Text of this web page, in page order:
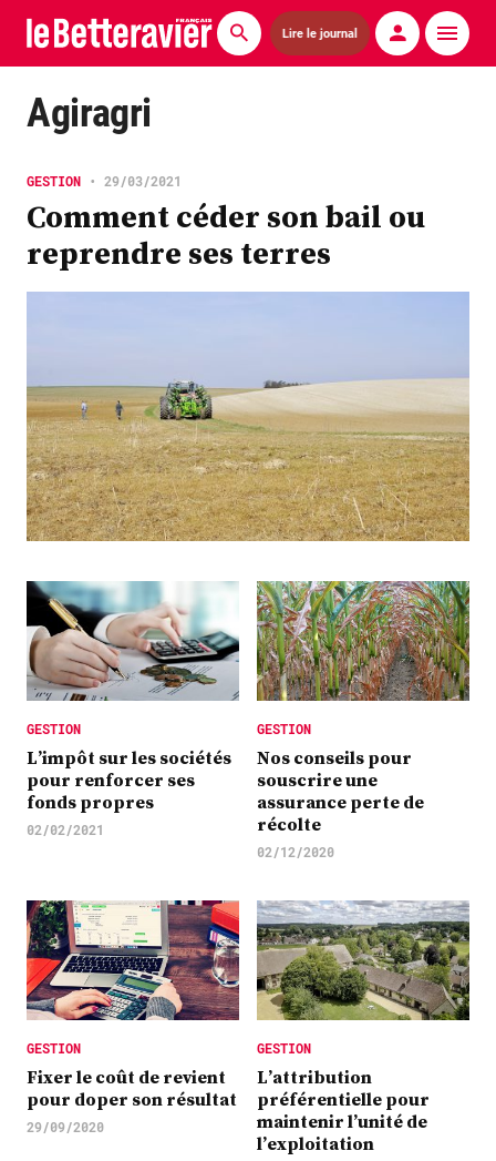
Lire le journal
Actualités
Agronomie
Matériels
La technique ITB
Guides pratiques
Chasse
Plus
Abonnez-vous
Agiragri
GESTION • 29/03/2021
Comment céder son bail ou
reprendre ses terres
GESTION
L’impôt sur les sociétés
pour renforcer ses
fonds propres
02/02/2021
GESTION
Nos conseils pour
souscrire une
assurance perte de
récolte
02/12/2020
GESTION
Fixer le coût de revient
pour doper son résultat
29/09/2020
GESTION
L’attribution
préférentielle pour
maintenir l’unité de
l’exploitation